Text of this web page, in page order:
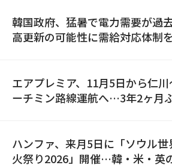
韓国政府、猛暑で電力需要が過
高更新の可能性に需給対応体制
エアプレミア、11月5日から仁川
ーチミン路線運航へ…3年2ヶ月
ハンファ、来月5日に「ソウル世
火祭り2026」開催…韓・米・英